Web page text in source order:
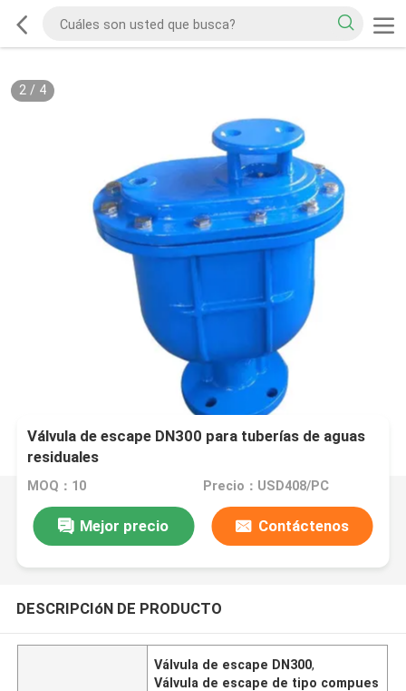
2/ 4
Válvula de escape DN300 para tuberías de aguas
residuales
MOQ：10 Precio：USD408/PC
Mejor precio Contáctenos
DESCRIPCIóN DE PRODUCTO
Válvula de escape DN300,
Válvula de escape de tipo compues